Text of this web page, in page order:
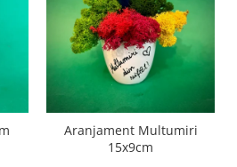
Aranjament Multumiri
15x9cm